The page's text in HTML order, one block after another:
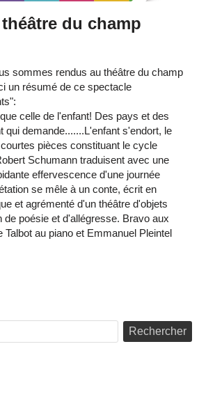
du champ
sommes rendus au théâtre du champ
un résumé de ce spectacle
celle de l'enfant! Des pays et des
qui demande.......L'enfant s'endort, le
pièces constituant le cycle
Schumann traduisent avec une
effervescence d'une journée
se mêle à un conte, écrit en
et agrémenté d'un théâtre d'objets
de poésie et d'allégresse. Bravo aux
au piano et Emmanuel Pleintel
Rechercher